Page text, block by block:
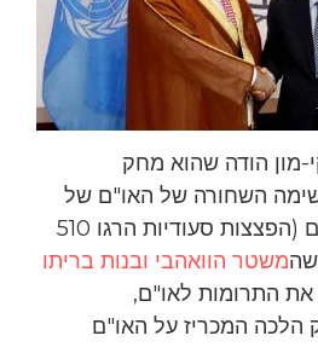
מון הודה שהוא מחק
השחורה של האו"ם של
מדינות שהורגות ילדים (הפצצות סעודיות הרגו 510
שהמשטר הוואהבי ובנות בריתו
התרומות לאו"ם,
הלכה המכריז על האו"ם